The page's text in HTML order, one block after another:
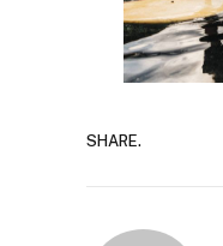
SHARE.